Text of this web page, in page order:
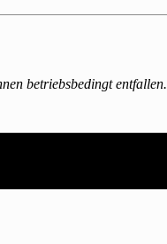
betriebsbedingt entfallen.